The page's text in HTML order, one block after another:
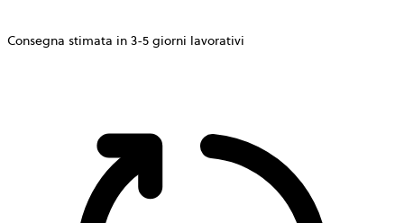
Consegna stimata in 3-5 giorni lavorativi